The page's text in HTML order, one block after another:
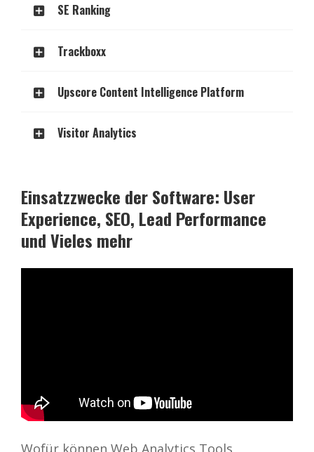
SE Ranking
Trackboxx
Upscore Content Intelligence Platform
Visitor Analytics
Einsatzzwecke der Software: User
Experience, SEO, Lead Performance
und Vieles mehr
Wofür können Web Analytics Tools